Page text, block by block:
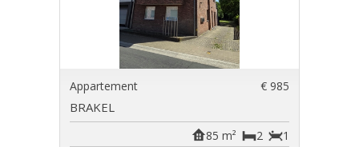
Appartement € 985
BRAKEL
1
2
85 m²